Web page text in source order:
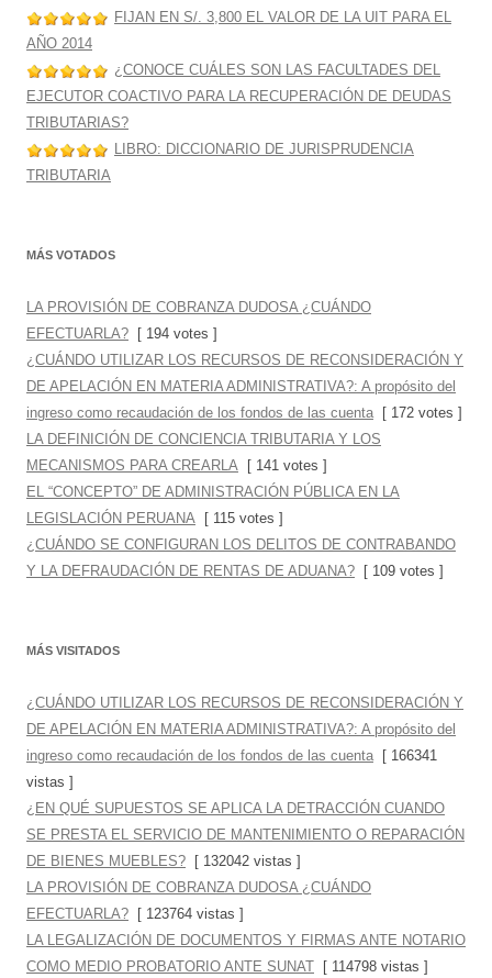
FIJAN EN S/. 3,800 EL VALOR DE LA UIT PARA EL
AÑO 2014
¿CONOCE CUÁLES SON LAS FACULTADES DEL
EJECUTOR COACTIVO PARA LA RECUPERACIÓN DE DEUDAS
TRIBUTARIAS?
LIBRO: DICCIONARIO DE JURISPRUDENCIA
TRIBUTARIA
MÁS VOTADOS
LA PROVISIÓN DE COBRANZA DUDOSA ¿CUÁNDO
EFECTUARLA? [ 194 votes ]
¿CUÁNDO UTILIZAR LOS RECURSOS DE RECONSIDERACIÓN Y
DE APELACIÓN EN MATERIA ADMINISTRATIVA?: A propósito del
ingreso como recaudación de los fondos de las cuenta [ 172 votes ]
LA DEFINICIÓN DE CONCIENCIA TRIBUTARIA Y LOS
MECANISMOS PARA CREARLA [ 141 votes ]
EL “CONCEPTO” DE ADMINISTRACIÓN PÚBLICA EN LA
LEGISLACIÓN PERUANA [ 115 votes ]
¿CUÁNDO SE CONFIGURAN LOS DELITOS DE CONTRABANDO
Y LA DEFRAUDACIÓN DE RENTAS DE ADUANA? [ 109 votes ]
MÁS VISITADOS
¿CUÁNDO UTILIZAR LOS RECURSOS DE RECONSIDERACIÓN Y
DE APELACIÓN EN MATERIA ADMINISTRATIVA?: A propósito del
ingreso como recaudación de los fondos de las cuenta [ 166341
vistas ]
¿EN QUÉ SUPUESTOS SE APLICA LA DETRACCIÓN CUANDO
SE PRESTA EL SERVICIO DE MANTENIMIENTO O REPARACIÓN
DE BIENES MUEBLES? [ 132042 vistas ]
LA PROVISIÓN DE COBRANZA DUDOSA ¿CUÁNDO
EFECTUARLA? [ 123764 vistas ]
LA LEGALIZACIÓN DE DOCUMENTOS Y FIRMAS ANTE NOTARIO
COMO MEDIO PROBATORIO ANTE SUNAT [ 114798 vistas ]